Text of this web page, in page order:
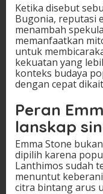
Ketika disebut
Bugonia, reputasi
menambah
memanfaatkan
untuk
kekuatan yang
konteks budaya
dengan cepat
Peran
lanskap
Emma Stone
dipilih karena
Lanthimos sudah
menuntut
citra bintang arus